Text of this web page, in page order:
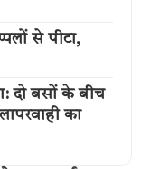
से पीटा,
दो बसों के बीच
का